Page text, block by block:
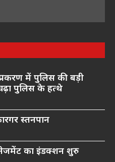
प्रकरण में पुलिस की बड़ी
पुलिस के हत्थे
स्तनपान
का इंडक्शन शुरु